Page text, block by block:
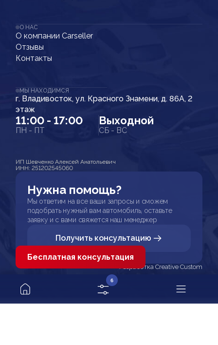
О НАС
О компании Carseller
Отзывы
Контакты
МЫ НАХОДИМСЯ
г. Владивосток, ул. Красного Знамени, д. 86А, 2
этаж
11:00 - 17:00
ПН - ПТ
Выходной
СБ - ВС
ИП Шевченко Алексей Анатольевич
ИНН: 251202545060
Нужна помощь?
Мы ответим на все ваши запросы и сможем
подобрать нужный вам автомобиль, оставьте
заявку и с вами свяжется наш менеджер
Получить консультацию
Разработка Creative Custom
6
Бесплатная консультация